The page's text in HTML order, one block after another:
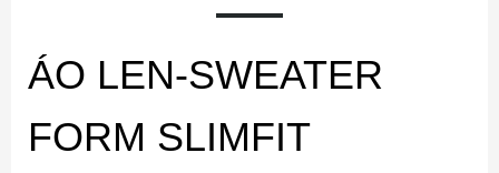
ÁO LEN-SWEATER
FORM SLIMFIT